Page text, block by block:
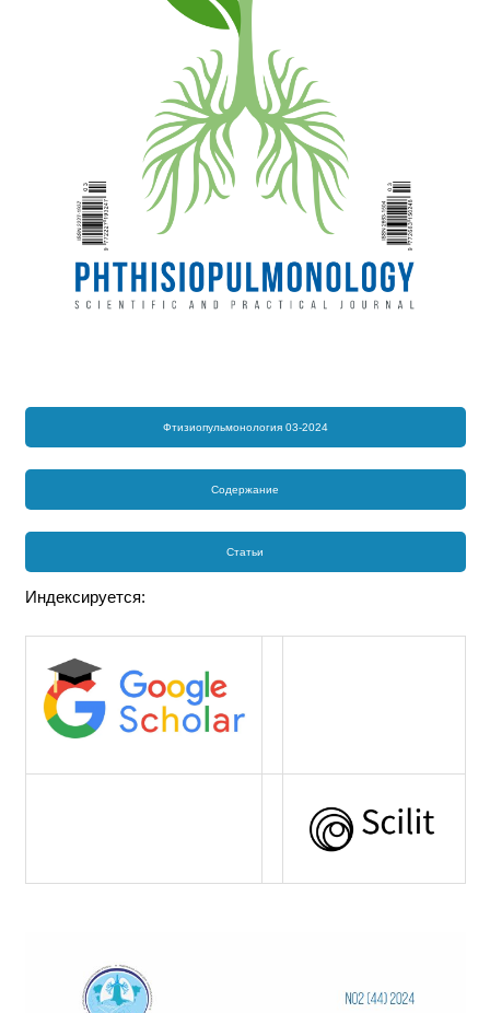
Фтизиопульмонология 03-2024
Содержание
Статьи
Индексируется: